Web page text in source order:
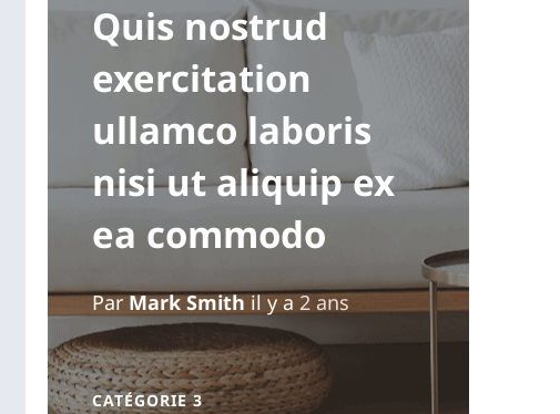
Quis nostrud
exercitation
ullamco laboris
nisi ut aliquip ex
ea commodo
ParMark Smithil y a2 ans
CATÉGORIE 3